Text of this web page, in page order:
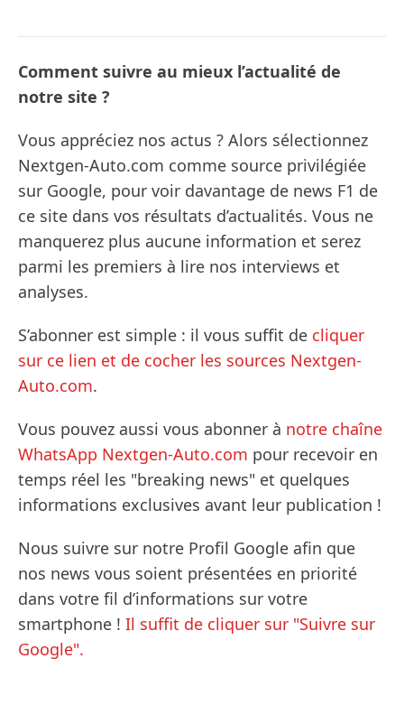
Comment suivre au mieux l’actualité de
notre site ?
Vous appréciez nos actus ? Alors sélectionnez
Nextgen-Auto.com comme source privilégiée
sur Google, pour voir davantage de news F1 de
ce site dans vos résultats d’actualités. Vous ne
manquerez plus aucune information et serez
parmi les premiers à lire nos interviews et
analyses.
S’abonner est simple : il vous suffit de cliquer
sur ce lien et de cocher les sources Nextgen-
Auto.com.
Vous pouvez aussi vous abonner à notre chaîne
WhatsApp Nextgen-Auto.com pour recevoir en
temps réel les "breaking news" et quelques
informations exclusives avant leur publication !
Nous suivre sur notre Profil Google afin que
nos news vous soient présentées en priorité
dans votre fil d’informations sur votre
smartphone ! Il suffit de cliquer sur "Suivre sur
Google".